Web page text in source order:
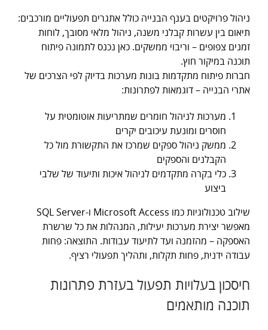
ניהול פרויקטים בענף הבנייה כולל אתגרים תפעוליים מורכבים:
תיאום בין עשרות קבלני משנה, ניהול מלאי מסובך, לוחות
זמנים צפופים – וריבוי ממשקים. כאן נכנס לתמונה פיתוח
תוכנה במיקור חוץ.
חברות פיתוח מתקדמות בונות מערכות בדיוק לפי הצרכים של
אתרי הבנייה – דוגמאות לפתרונות:
מערכות לניהול חומרים שמתריעות אוטומטית על
חוסרים ומונעת עיכובים יקרים
ממשק ניהול ספקים שמרכז את התקשורת מול כל
הקבלנים והספקים
כלי בקרה מתקדמים לניהול איכות ותיעוד של שלבי
ביצוע
שילוב טכנולוגיות כמו Microsoft Access ו-SQL Server
מאפשר יצירת מערכות יעילות, המנהלות את כל שרשרת
האספקה – מהזמנה ועד לתיעוד עבודות. התוצאה: פחות
עבודה ידנית, פחות תקלות, ותהליך תפעולי רציף.
חיסכון בעלויות תפעול בעזרת פתרונות
תוכנה מותאמים